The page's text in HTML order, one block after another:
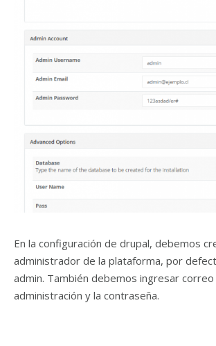
En la configuración de drupal, debemos
administrador de la plataforma, por
admin. También debemos ingresar correo
administración y la contraseña.